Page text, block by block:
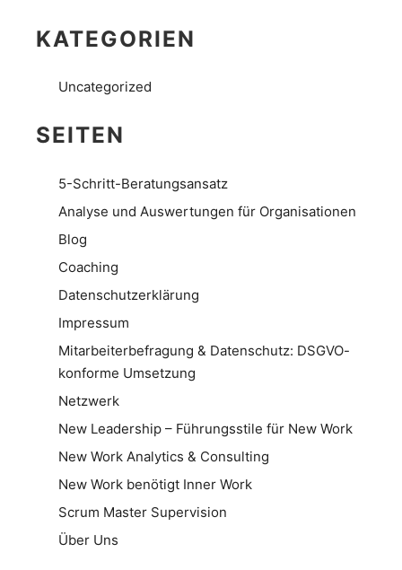
KATEGORIEN
Uncategorized
SEITEN
5-Schritt-Beratungsansatz
Analyse und Auswertungen für Organisationen
Blog
Coaching
Datenschutzerklärung
Impressum
Mitarbeiterbefragung & Datenschutz: DSGVO-
konforme Umsetzung
Netzwerk
New Leadership – Führungsstile für New Work
New Work Analytics & Consulting
New Work benötigt Inner Work
Scrum Master Supervision
Über Uns